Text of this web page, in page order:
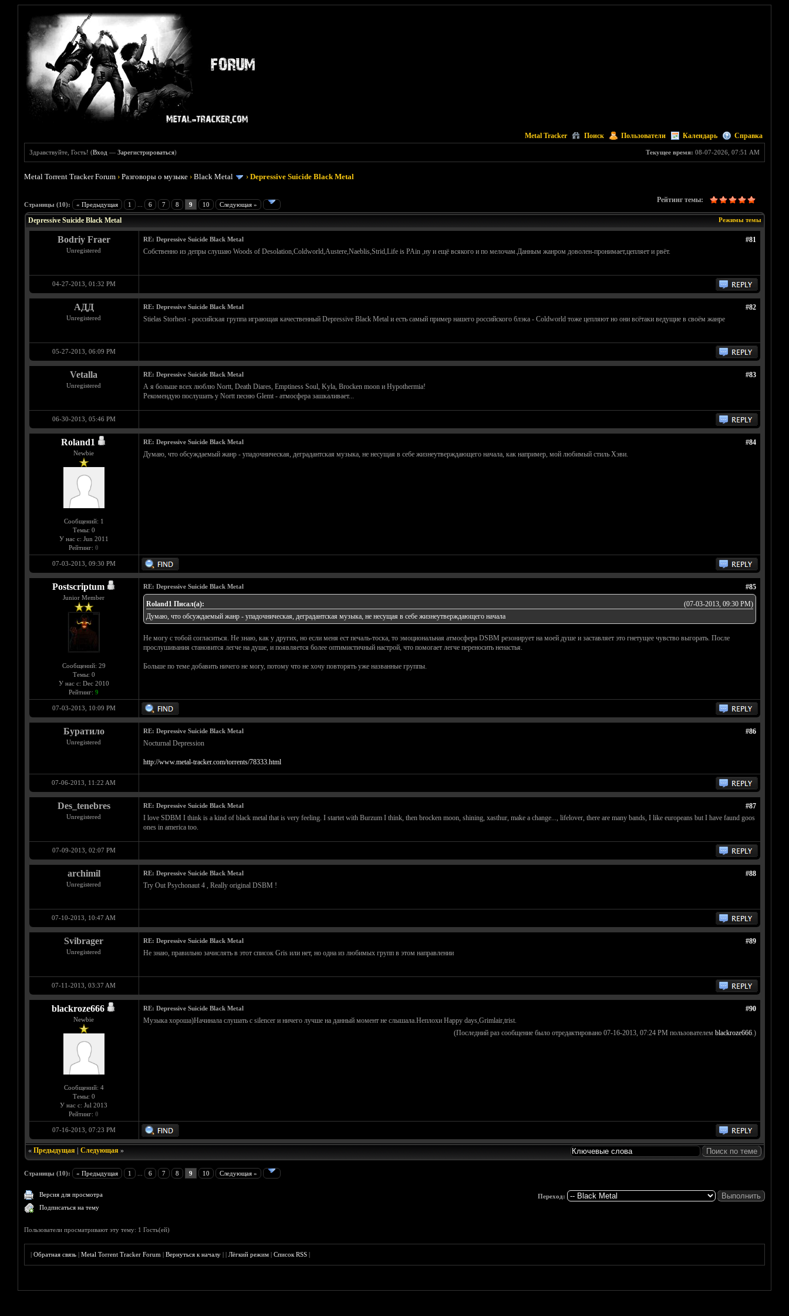
Metal Tracker Поиск Пользователи Календарь Справка
Текущее время: 08-07-2026, 07:51 AM
Здравствуйте, Гость! (Вход —Зарегистрироваться)
Metal Torrent Tracker Forum ›Разговоры о музыке ›Black Metal ›Depressive Suicide Black Metal
Страницы (10): « Предыдущая 1 6 7 8 9 10 Следующая »
Рейтинг темы:
Голосов: 6 - Средняя оценка: 4.83
1
2
3
4
5
Режимы темы
Depressive Suicide Black Metal
Bodriy Fraer
Unregistered
#81
RE: Depressive Suicide Black Metal
Собственно из депры слушаю Woods of Desolation,Coldworld,Austere,Naeblis,Strid,Life is PAin ,ну и ещё всякого и по мелочам.Данным жанром доволен-пронимает,цепляет и рвёт.
04-27-2013, 01:32 PM
АДД
Unregistered
#82
RE: Depressive Suicide Black Metal
Stielas Storhest - российская группа играющая качественный Depressive Black Metal и есть самый пример нашего российского блэка - Coldworld тоже цепляют но они всётаки ведущие в своём жанре
05-27-2013, 06:09 PM
Vetalla
Unregistered
#83
RE: Depressive Suicide Black Metal
А я больше всех люблю Nortt, Death Diares, Emptiness Soul, Kyla, Brocken moon и Hypothermia!
Рекомендую послушать у Nortt песню Glemt - атмосфера зашкаливает...
06-30-2013, 05:46 PM
Roland1
Newbie
Сообщений: 1
Темы: 0
У нас с: Jun 2011
Рейтинг: 0
#84
RE: Depressive Suicide Black Metal
Думаю, что обсуждаемый жанр - упадочническая, деградантская музыка, не несущая в себе жизнеутверждающего начала, как например, мой любимый стиль Хэви.
07-03-2013, 09:30 PM
Postscriptum
Junior Member
Сообщений: 29
Темы: 0
У нас с: Dec 2010
Рейтинг: 9
#85
RE: Depressive Suicide Black Metal
(07-03-2013, 09:30 PM)
Roland1 Писал(а):
Думаю, что обсуждаемый жанр - упадочническая, деградантская музыка, не несущая в себе жизнеутверждающего начала
Не могу с тобой согласиться. Не знаю, как у других, но если меня ест печаль-тоска, то эмоциональная атмосфера DSBM резонирует на моей душе и заставляет это гнетущее чувство выгорать. После
прослушивания становится легче на душе, и появляется более оптимистичный настрой, что помогает легче переносить ненастья.
Больше по теме добавить ничего не могу, потому что не хочу повторять уже названные группы.
07-03-2013, 10:09 PM
Буратило
Unregistered
#86
RE: Depressive Suicide Black Metal
Nocturnal Depression
http://www.metal-tracker.com/torrents/78333.html
07-06-2013, 11:22 AM
Des_tenebres
Unregistered
#87
RE: Depressive Suicide Black Metal
I love SDBM I think is a kind of black metal that is very feeling. I startet with Burzum I think, then brocken moon, shining, xasthur, make a change..., lifelover, there are many bands, I like europeans but I have faund goos
ones in america too.
07-09-2013, 02:07 PM
archimil
Unregistered
#88
RE: Depressive Suicide Black Metal
Try Out Psychonaut 4 , Really original DSBM !
07-10-2013, 10:47 AM
Svibrager
Unregistered
#89
RE: Depressive Suicide Black Metal
Не знаю, правильно зачислять в этот список Gris или нет, но одна из любимых групп в этом направлении
07-11-2013, 03:37 AM
blackroze666
Newbie
Сообщений: 4
Темы: 0
У нас с: Jul 2013
Рейтинг: 0
#90
RE: Depressive Suicide Black Metal
Музыка хороша)Начинала слушать с silencer и ничего лучше на данный момент не слышала.Неплохи Happy days,Grimlair,trist.
(Последний раз сообщение было отредактировано 07-16-2013, 07:24 PM пользователем blackroze666.)
07-16-2013, 07:23 PM
« Предыдущая| Следующая»
Страницы (10): « Предыдущая 1 6 7 8 9 10 Следующая »
Версия для просмотра
Подписаться на тему
Переход:
Пользователи просматривают эту тему: 1 Гость(ей)
|Обратная связь |Metal Torrent Tracker Forum |Вернуться к началу ||Лёгкий режим |Список RSS |